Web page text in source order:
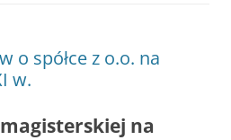
o spółce z o.o. na
w.
na